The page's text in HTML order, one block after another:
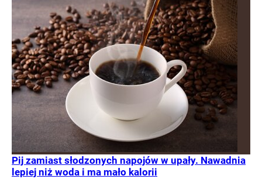
Pij zamiast słodzonych napojów w upały. Nawadnia
lepiej niż woda i ma mało kalorii